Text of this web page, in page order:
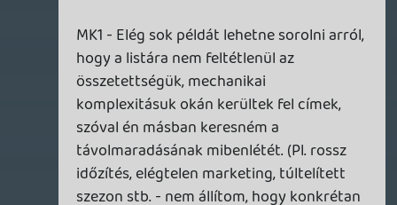
Necroman Mk2 2024.01.03 10:38:16
Necroman Mk2 2024.01.03 10:38:16 #1yypo
Nem tudom, hogy mikor találtátok ki
ennek az adásnak az ötletét, de lehetne
akár hagyományteremtő is 🙂 Ha még
többen is be tudtak volna a
szerkesztőségből csatlakozni, akkor az
főleg szuper volna.